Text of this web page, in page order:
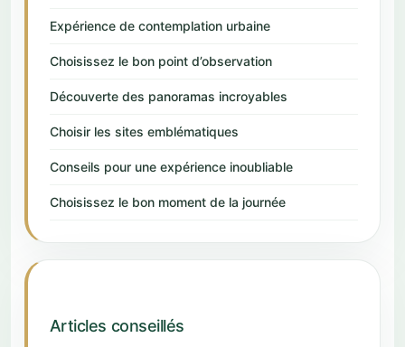
Expérience de contemplation urbaine
Choisissez le bon point d’observation
Découverte des panoramas incroyables
Choisir les sites emblématiques
Conseils pour une expérience inoubliable
Choisissez le bon moment de la journée
Articles conseillés